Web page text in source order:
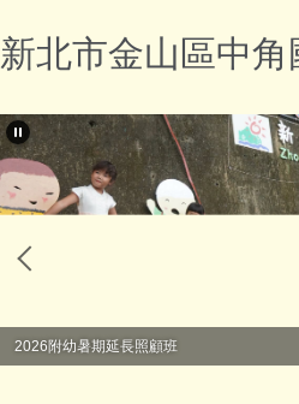
到
主
內
容
區
新北市金山區中角
2026附幼暑期延長照顧班